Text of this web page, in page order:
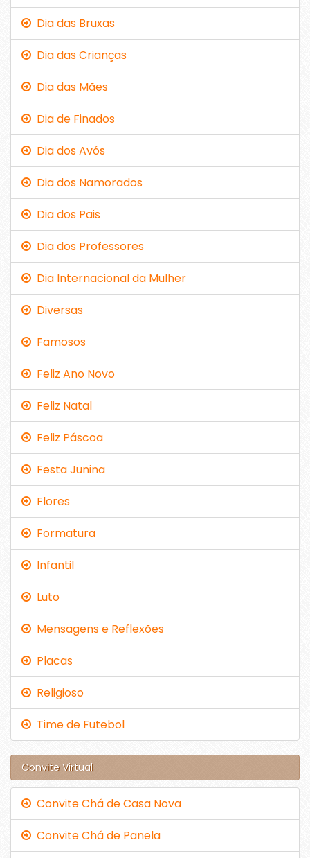
Dia das Bruxas
Dia das Crianças
Dia das Mães
Dia de Finados
Dia dos Avós
Dia dos Namorados
Dia dos Pais
Dia dos Professores
Dia Internacional da Mulher
Diversas
Famosos
Feliz Ano Novo
Feliz Natal
Feliz Páscoa
Festa Junina
Flores
Formatura
Infantil
Luto
Mensagens e Reflexões
Placas
Religioso
Time de Futebol
Convite Virtual
Convite Chá de Casa Nova
Convite Chá de Panela